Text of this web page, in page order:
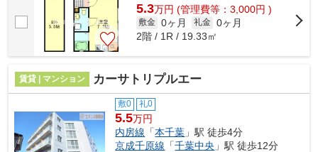
5.3万円 (管理費等：3,000円 )
敷金 0ヶ月 礼金 0ヶ月
2階 / 1R / 19.33㎡
賃貸 | マンション カーサトリプルエー
敷0 礼0
5.5万円
内房線 「本千葉 」駅 徒歩4分
京成千原線 「千葉中央 」駅 徒歩12分